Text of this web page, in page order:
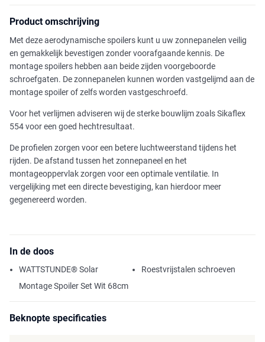
Product omschrijving
Met deze aerodynamische spoilers kunt u uw zonnepanelen veilig
en gemakkelijk bevestigen zonder voorafgaande kennis. De
montage spoilers hebben aan beide zijden voorgeboorde
schroefgaten. De zonnepanelen kunnen worden vastgelijmd aan de
montage spoiler of zelfs worden vastgeschroefd.
Voor het verlijmen adviseren wij de sterke bouwlijm zoals Sikaflex
554 voor een goed hechtresultaat.
De profielen zorgen voor een betere luchtweerstand tijdens het
rijden. De afstand tussen het zonnepaneel en het
montageoppervlak zorgen voor een optimale ventilatie. In
vergelijking met een directe bevestiging, kan hierdoor meer
gegenereerd worden.
In de doos
WATTSTUNDE® Solar
Montage Spoiler Set Wit 68cm
Roestvrijstalen schroeven
Beknopte specificaties